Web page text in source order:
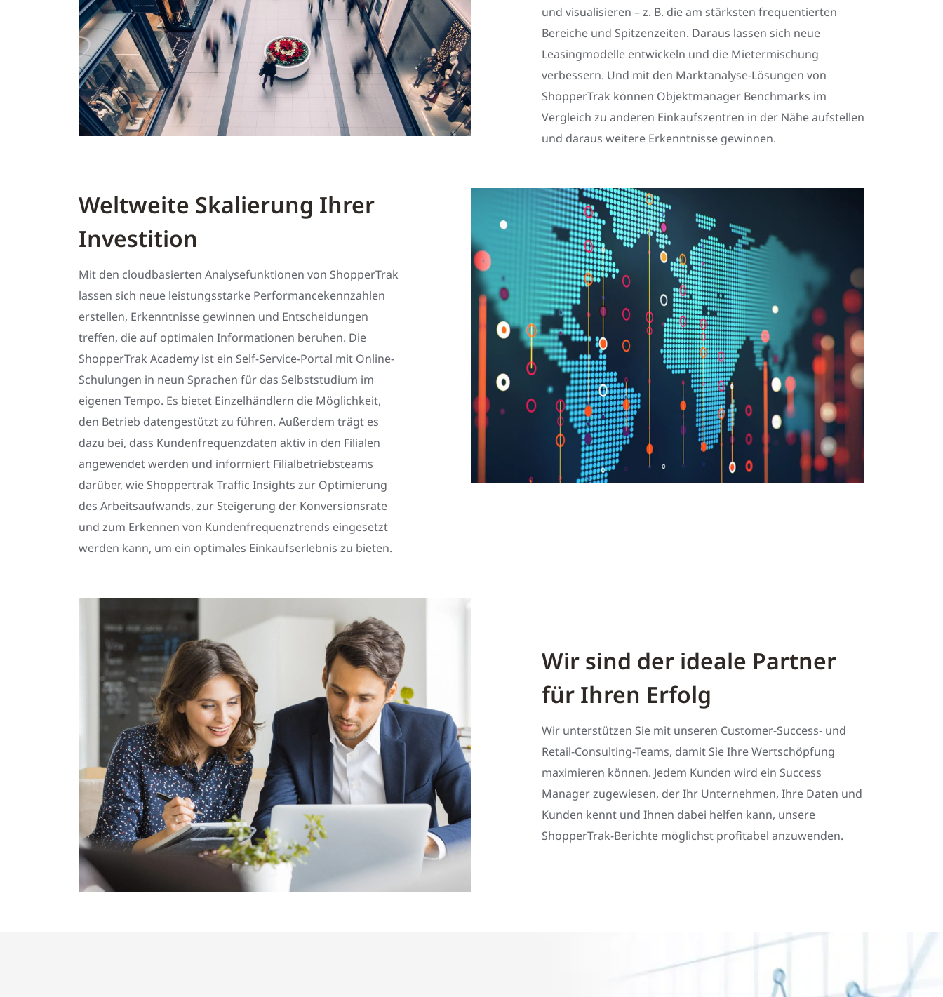
und visualisieren – z. B. die am stärksten frequentierten
Bereiche und Spitzenzeiten. Daraus lassen sich neue
Leasingmodelle entwickeln und die Mietermischung
verbessern. Und mit den Marktanalyse-Lösungen von
ShopperTrak können Objektmanager Benchmarks im
Vergleich zu anderen Einkaufszentren in der Nähe aufstellen
und daraus weitere Erkenntnisse gewinnen.
Weltweite Skalierung Ihrer
Investition
Mit den cloudbasierten Analysefunktionen von ShopperTrak
lassen sich neue leistungsstarke Performancekennzahlen
erstellen, Erkenntnisse gewinnen und Entscheidungen
treffen, die auf optimalen Informationen beruhen. Die
ShopperTrak Academy ist ein Self-Service-Portal mit Online-
Schulungen in neun Sprachen für das Selbststudium im
eigenen Tempo. Es bietet Einzelhändlern die Möglichkeit,
den Betrieb datengestützt zu führen. Außerdem trägt es
dazu bei, dass Kundenfrequenzdaten aktiv in den Filialen
angewendet werden und informiert Filialbetriebsteams
darüber, wie Shoppertrak Traffic Insights zur Optimierung
des Arbeitsaufwands, zur Steigerung der Konversionsrate
und zum Erkennen von Kundenfrequenztrends eingesetzt
werden kann, um ein optimales Einkaufserlebnis zu bieten.
Wir sind der ideale Partner
für Ihren Erfolg
Wir unterstützen Sie mit unseren Customer-Success- und
Retail-Consulting-Teams, damit Sie Ihre Wertschöpfung
maximieren können. Jedem Kunden wird ein Success
Manager zugewiesen, der Ihr Unternehmen, Ihre Daten und
Kunden kennt und Ihnen dabei helfen kann, unsere
ShopperTrak-Berichte möglichst profitabel anzuwenden.